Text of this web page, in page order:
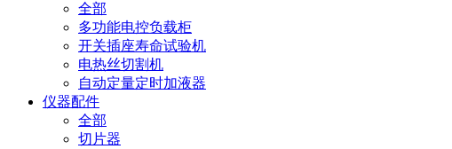
全部
多功能电控负载柜
开关插座寿命试验机
电热丝切割机
自动定量定时加液器
仪器配件
全部
切片器